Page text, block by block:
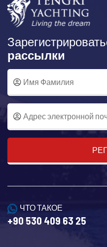
рассылки
ЧТО ТАКОЕ
+90 530 409 63 25